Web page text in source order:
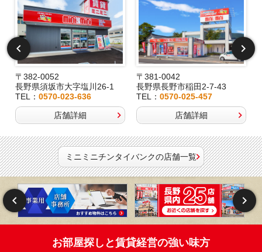
〒382-0052
長野県須坂市大字塩川26-1
TEL：0570-023-636
店舗詳細
〒381-0042
長野県長野市稲田2-7-43
TEL：0570-025-457
店舗詳細
ミニミニチンタイバンクの店舗一覧
お部屋探しと賃貸経営の強い味方